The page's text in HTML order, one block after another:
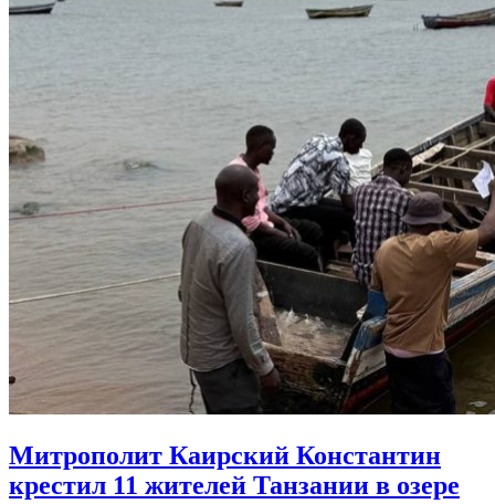
Митрополит Каирский Константин
крестил 11 жителей Танзании в озере